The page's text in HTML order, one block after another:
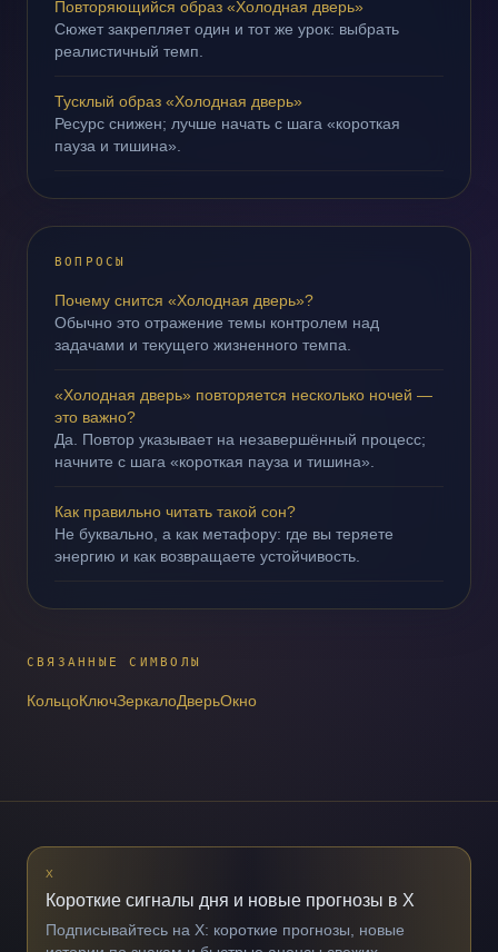
Повторяющийся образ «Холодная дверь»
Сюжет закрепляет один и тот же урок: выбрать
реалистичный темп.
Тусклый образ «Холодная дверь»
Ресурс снижен; лучше начать с шага «короткая
пауза и тишина».
ВОПРОСЫ
Почему снится «Холодная дверь»?
Обычно это отражение темы контролем над
задачами и текущего жизненного темпа.
«Холодная дверь» повторяется несколько ночей —
это важно?
Да. Повтор указывает на незавершённый процесс;
начните с шага «короткая пауза и тишина».
Как правильно читать такой сон?
Не буквально, а как метафору: где вы теряете
энергию и как возвращаете устойчивость.
СВЯЗАННЫЕ СИМВОЛЫ
КольцоКлючЗеркалоДверьОкно
X
Короткие сигналы дня и новые прогнозы в X
Подписывайтесь на X: короткие прогнозы, новые